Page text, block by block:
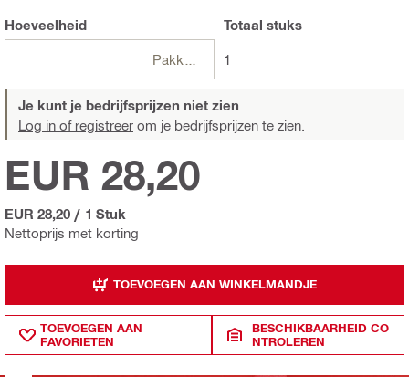
Hoeveelheid
Pakketten
Totaal stuks
1
Je kunt je bedrijfsprijzen niet zien
Log in of registreer om je bedrijfsprijzen te zien.
Nettoprijs met korting
EUR 28,20
EUR 28,20 / 1 Stuk
TOEVOEGEN AAN WINKELMANDJE
TOEVOEGEN AAN
FAVORIETEN
BESCHIKBAARHEID CO
NTROLEREN